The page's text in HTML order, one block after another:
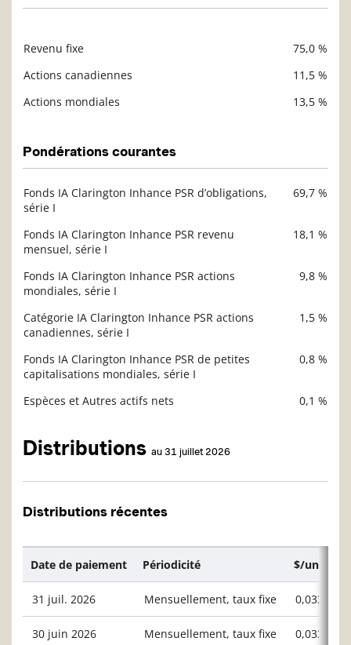
Revenu fixe
75,0 %
Actions canadiennes
11,5 %
Actions mondiales
13,5 %
Pondérations courantes
Description
Fonds IA Clarington Inhance PSR d’obligations,
série I
69,7 %
Fonds IA Clarington Inhance PSR revenu
mensuel, série I
18,1 %
Fonds IA Clarington Inhance PSR actions
mondiales, série I
9,8 %
Catégorie IA Clarington Inhance PSR actions
canadiennes, série I
1,5 %
Fonds IA Clarington Inhance PSR de petites
capitalisations mondiales, série I
0,8 %
Espèces et Autres actifs nets 0,1 %
Distributions au 31 juillet 2026
Distributions récentes
Date de paiement Périodicité $/unité
31 juil. 2026 Mensuellement, taux fixe 0,03300
30 juin 2026 Mensuellement, taux fixe 0,03300